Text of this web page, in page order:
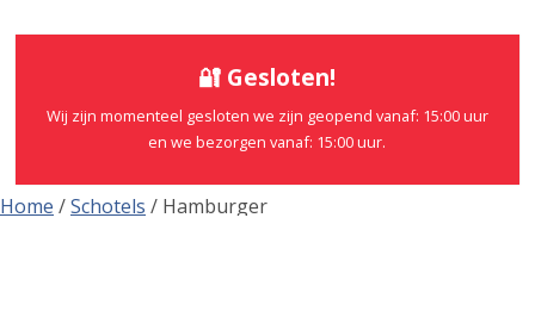
🔐 Gesloten!
Wij zijn momenteel gesloten we zijn geopend vanaf: 15:00 uur
en we bezorgen vanaf: 15:00 uur.
Home /Schotels / Hamburger